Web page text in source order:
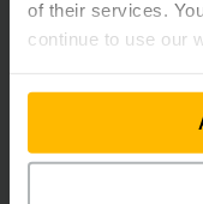
of their services.
continue to use our
důsledku
zobrazení
POVOLIT